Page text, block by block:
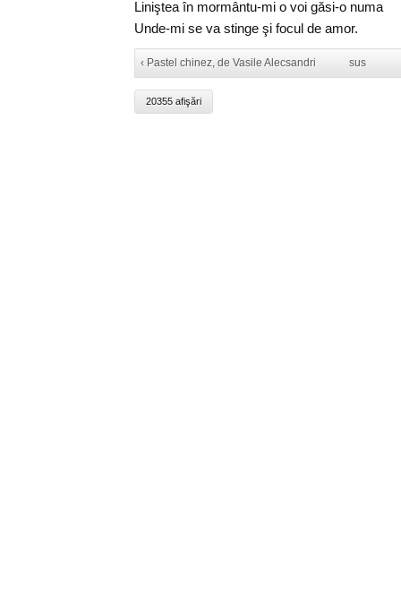
Liniştea în mormântu-mi o voi găsi-o numa
Unde-mi se va stinge şi focul de amor.
‹ Pastel chinez, de Vasile Alecsandri sus
20355 afişări